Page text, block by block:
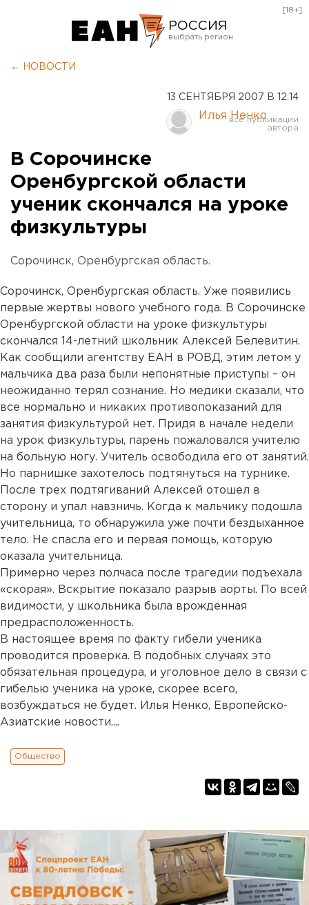
РОССИЯ
Курган
Оренбург
[18+]
← НОВОСТИ
13 СЕНТЯБРЯ 2007 В 12:14
Илья Ненко
В Сорочинске
Оренбургской области
ученик скончался на уроке
физкультуры
Сорочинск, Оренбургская область.
Сорочинск, Оренбургская область. Уже появились
первые жертвы нового учебного года. В Сорочинске
Оренбургской области на уроке физкультуры
скончался 14-летний школьник Алексей Белевитин.
Как сообщили агентству ЕАН в РОВД, этим летом у
мальчика два раза были непонятные приступы – он
неожиданно терял сознание. Но медики сказали, что
все нормально и никаких противопоказаний для
занятия физкультурой нет. Придя в начале недели
на урок физкультуры, парень пожаловался учителю
на больную ногу. Учитель освободила его от занятий.
Но парнишке захотелось подтянуться на турнике.
После трех подтягиваний Алексей отошел в
сторону и упал навзничь. Когда к мальчику подошла
учительница, то обнаружила уже почти бездыханное
тело. Не спасла его и первая помощь, которую
оказала учительница.
Примерно через полчаса после трагедии подъехала
«скорая». Вскрытие показало разрыв аорты. По всей
видимости, у школьника была врожденная
предрасположенность.
В настоящее время по факту гибели ученика
проводится проверка. В подобных случаях это
обязательная процедура, и уголовное дело в связи с
гибелью ученика на уроке, скорее всего,
возбуждаться не будет. Илья Ненко, Европейско-
Азиатские новости....
Общество